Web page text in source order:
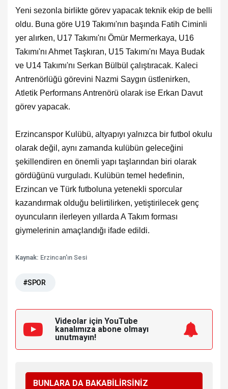
Yeni sezonla birlikte görev yapacak teknik ekip de belli
oldu. Buna göre U19 Takımı'nın başında Fatih Ciminli
yer alırken, U17 Takımı'nı Ömür Mermerkaya, U16
Takımı'nı Ahmet Taşkıran, U15 Takımı'nı Maya Budak
ve U14 Takımı'nı Serkan Bülbül çalıştıracak. Kaleci
Antrenörlüğü görevini Nazmi Saygın üstlenirken,
Atletik Performans Antrenörü olarak ise Erkan Davut
görev yapacak.
Erzincanspor Kulübü, altyapıyı yalnızca bir futbol okulu
olarak değil, aynı zamanda kulübün geleceğini
şekillendiren en önemli yapı taşlarından biri olarak
gördüğünü vurguladı. Kulübün temel hedefinin,
Erzincan ve Türk futboluna yetenekli sporcular
kazandırmak olduğu belirtilirken, yetiştirilecek genç
oyuncuların ilerleyen yıllarda A Takım forması
giymelerinin amaçlandığı ifade edildi.
Kaynak: Erzincan'ın Sesi
#SPOR
Videolar için YouTube
kanalımıza abone olmayı
unutmayın!
BUNLARA DA BAKABİLİRSİNİZ